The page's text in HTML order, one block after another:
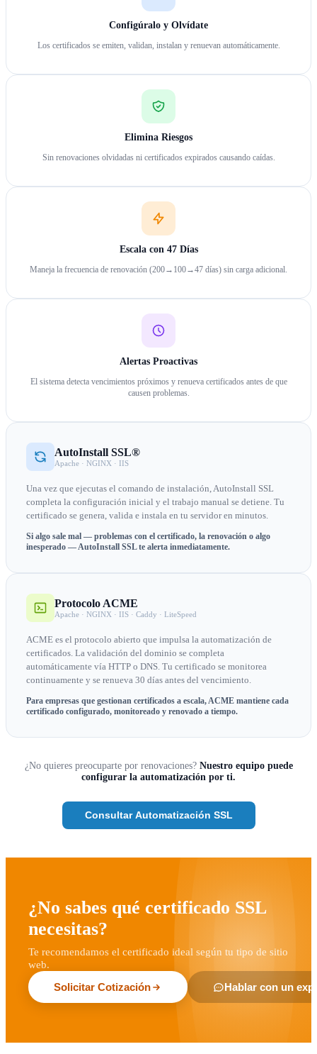
Configúralo y Olvídate
Los certificados se emiten, validan, instalan y renuevan automáticamente.
Elimina Riesgos
Sin renovaciones olvidadas ni certificados expirados causando caídas.
Escala con 47 Días
Maneja la frecuencia de renovación (200→100→47 días) sin carga adicional.
Alertas Proactivas
El sistema detecta vencimientos próximos y renueva certificados antes de que
causen problemas.
AutoInstall SSL®
Apache · NGINX · IIS
Una vez que ejecutas el comando de instalación, AutoInstall SSL
completa la configuración inicial y el trabajo manual se detiene. Tu
certificado se genera, valida e instala en tu servidor en minutos.
Si algo sale mal — problemas con el certificado, la renovación o algo
inesperado — AutoInstall SSL te alerta inmediatamente.
Protocolo ACME
Apache · NGINX · IIS · Caddy · LiteSpeed
ACME es el protocolo abierto que impulsa la automatización de
certificados. La validación del dominio se completa
automáticamente vía HTTP o DNS. Tu certificado se monitorea
continuamente y se renueva 30 días antes del vencimiento.
Para empresas que gestionan certificados a escala, ACME mantiene cada
certificado configurado, monitoreado y renovado a tiempo.
¿No quieres preocuparte por renovaciones? Nuestro equipo puede
configurar la automatización por ti.
Consultar Automatización SSL
¿No sabes qué certificado SSL
necesitas?
Te recomendamos el certificado ideal según tu tipo de sitio
web.
Solicitar Cotización
Hablar con un